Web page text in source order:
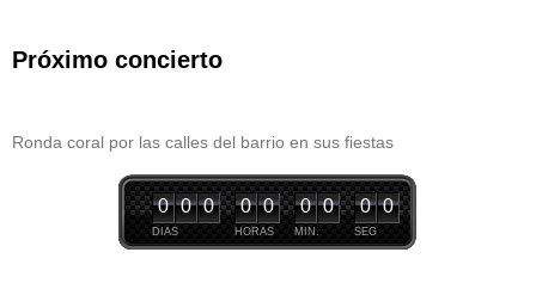
Próximo concierto
Ronda coral por las calles del barrio en sus fiestas
DIAS
0 0 0
HORAS
0 0
MIN.
0 0
SEG
0 0